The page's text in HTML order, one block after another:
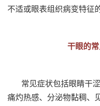
不适或眼表组织病变特征
干眼的常
常见症状包括眼睛干
痛灼热感、分泌物黏稠、